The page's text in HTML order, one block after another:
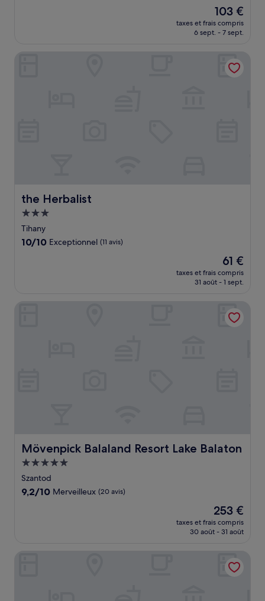
Le
nouveau
prix
de
103 €
103 €
taxes et frais compris
6 sept. - 7 sept.
the Herbalist
the Herbalist
Hébergement
3.0 étoiles
Tihany
10.0
10/10 Exceptionnel (11 avis)
Le
nouveau
prix
de
61 €
61 €
taxes et frais compris
31 août - 1 sept.
Mövenpick Balaland Resort Lake Balaton
Mövenpick Balaland Resort Lake Balaton
Hébergement
5.0 étoiles
Szantod
9.2
9,2/10 Merveilleux (20 avis)
Le
nouveau
prix
de
253 €
253 €
taxes et frais compris
30 août - 31 août